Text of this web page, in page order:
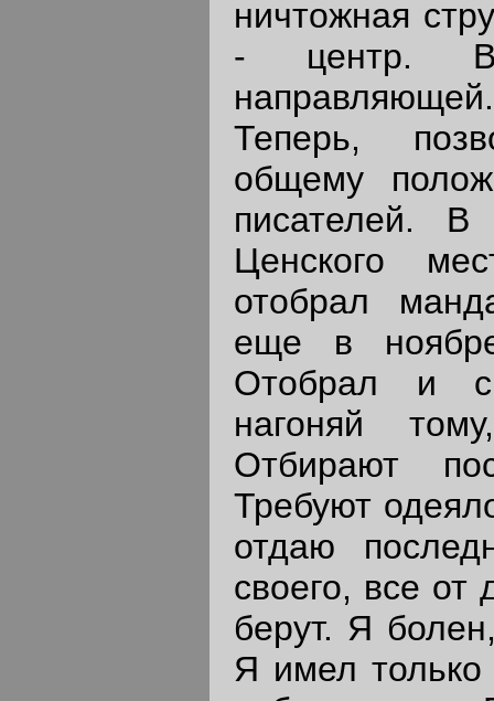
ничтожная
- центр.
Теперь,
общему
писателей.
Ценского
отобрал
еще в
Отобрал и
нагоняй
Отбирают
Требуют
отдаю
своего, все
берут. Я
Я имел